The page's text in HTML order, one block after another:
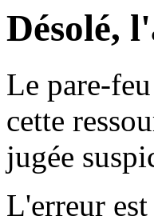
Désolé,
Le pare-
cette
jugée
L'erreur